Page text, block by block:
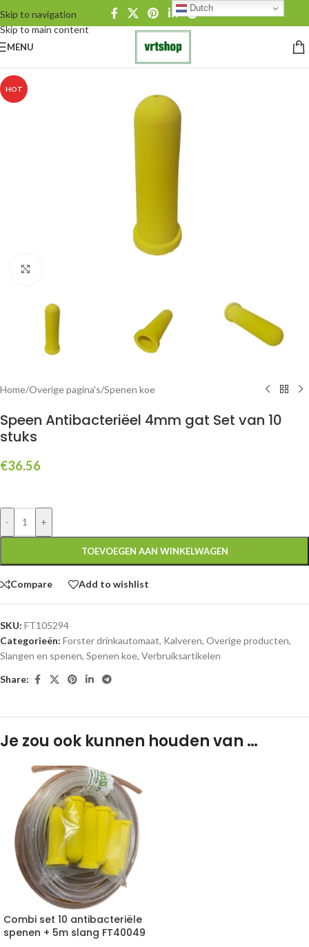
Skip to navigation
Skip to main content
MENU
HOT
Home/Overige pagina's/Spenen koe
Speen Antibacteriëel 4mm gat Set van 10
stuks
€36.56
- +
TOEVOEGEN AAN WINKELWAGEN
Compare Add to wishlist
SKU: FT105294
Categorieën: Forster drinkautomaat, Kalveren, Overige producten,
Slangen en spenen, Spenen koe, Verbruiksartikelen
Share:
Je zou ook kunnen houden van …
Combi set 10 antibacteriële
spenen + 5m slang FT40049
Dutch